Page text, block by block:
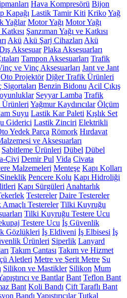
Hava Kompresörü Bijon
Kapağı Lastik Tamir Kiti KrikoYağ
Yağlar Motor Yağı Motor Yağı
Şanzıman Yağı ve Katkısı
Akü Akü Şarj Cihazları Akü
Aksesuar Plaka Aksesuarları
Tampon Aksesuarları Trafik
ve Vinç Aksesuarları Jant ve Jant
Oto Projektör Diğer Trafik Ürünleri
Sigortaları Benzin Bidonu Acil Çıkış
Seyyar Lamba Trafik
Ürünleri Yağmur Kaydırıcılar Ölçüm
Suyu Lastik Kar Paleti Kışlık Set
Giderici Lastik Zinciri Elektrikli
Yedek Parça Römork Hırdavat
ve Aksesuarları
Sabitleme Ürünleri Dübel Dübel
Çivi Demir Pul Vida Civata
Malzemeleri Menteşe Kapı Kolları
Sineklik Pencere Kolu Kapı Hidroliği
Kapı Sürgüleri Anahtarlık
Testereler Daire Testereler
Amaçlı Testereler Tilki Kuyruğu
Tilki Kuyruğu Testere Ucu
Testere Ucu İş Güvenlik
Gözlükleri İş Eldiveni İş Elbisesi İş
Ürünleri Siperlik Lanyard
Takım Çantası Takım ve Hizmet
Aletleri Metre ve Şerit Metre Su
Silikon ve Mastikler Silikon Mum
ve Bantlar Bant Teflon Bant
Bant Koli Bandı Çift Taraflı Bant
Bandı Yapıştırıcılar Tutkal